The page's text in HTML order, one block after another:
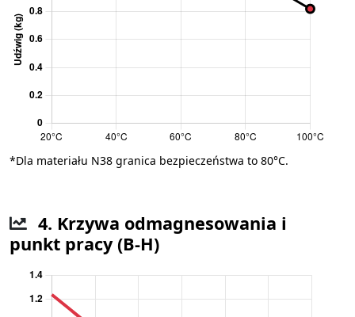
*Dla materiału N38 granica bezpieczeństwa to 80°C.
4. Krzywa odmagnesowania i
punkt pracy (B-H)